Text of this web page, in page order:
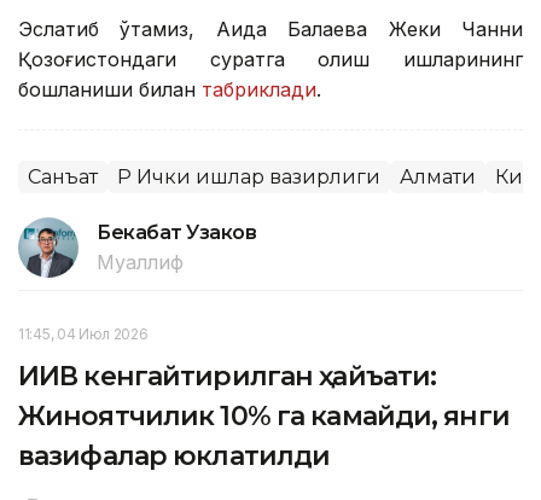
Эслатиб ўтамиз, Аида Балаева Жеки Чанни
Қозоғистондаги суратга олиш ишларининг
бошланиши билан табриклади.
Санъат ҚР Ички ишлар вазирлиги Алмати
Бекабат Узаков
Муаллиф
11:45, 04 Июл 2026
ИИВ кенгайтирилган ҳайъати:
Жиноятчилик 10% га камайди, янги
вазифалар юклатилди